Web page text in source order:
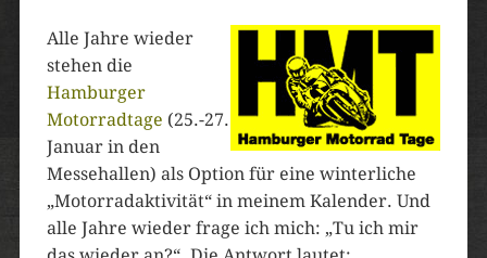
Alle Jahre wieder
stehen die
Hamburger
Motorradtage (25.-27.
Januar in den
Messehallen) als Option für eine winterliche
„Motorradaktivität“ in meinem Kalender. Und
alle Jahre wieder frage ich mich: „Tu ich mir